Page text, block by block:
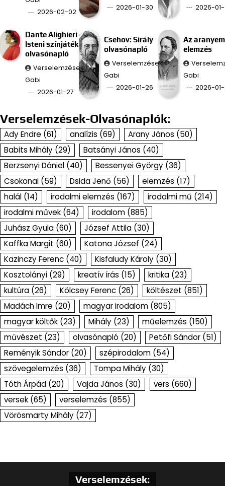
2026-02-02
2026-01-30 2026-
Dante Alighieri –
Isteni színjáték
olvasónapló
Verselemzések
Gabi
2026-01-27
Csehov: Sirály
olvasónapló
Verselemzések
Gabi
2026-01-26
Az
elemzés
Gabi
2026-
Verselemzések-Olvasónaplók:
Ady Endre (61) analízis (69) Arany János (50)
Babits Mihály (29) Batsányi János (40)
Berzsenyi Dániel (40) Bessenyei György (36)
Csokonai (59) Dsida Jenő (56) elemzés (17)
halál (14) irodalmi elemzés (167) irodalmi mű (214)
irodalmi művek (64) irodalom (885)
Juhász Gyula (60) József Attila (30)
Kaffka Margit (60) Katona József (24)
Kazinczy Ferenc (40) Kisfaludy Károly (30)
Kosztolányi (29) kreatív írás (15) kritika (23)
kultúra (26) Kölcsey Ferenc (26) költészet (851)
Madách Imre (20) magyar irodalom (805)
magyar költők (23) Mihály (23) műelemzés (150)
művészet (23) olvasónapló (20) Petőfi Sándor (51)
Reményik Sándor (20) szépirodalom (54)
szövegelemzés (36) Tompa Mihály (30)
Tóth Árpád (20) Vajda János (30) vers (660)
versek (65) verselemzés (855)
Vörösmarty Mihály (27)
Verselemzések: